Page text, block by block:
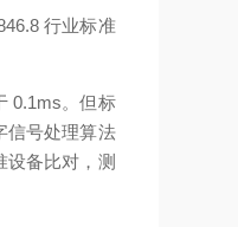
行业标准
0.1ms。但标
信号处理算法
备比对，测